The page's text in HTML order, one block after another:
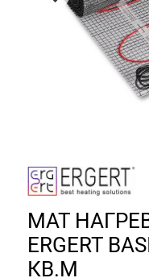
МАТ
ERGERT
КВ.М